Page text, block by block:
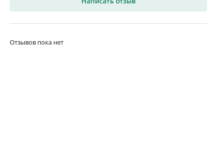
Отзывов пока нет